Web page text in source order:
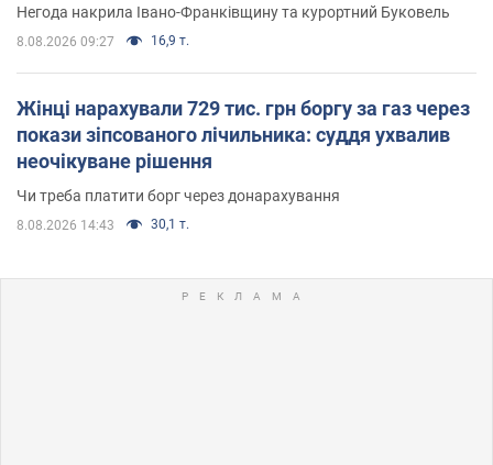
Негода накрила Івано-Франківщину та курортний Буковель
8.08.2026 09:27 16,9 т.
Жінці нарахували 729 тис. грн боргу за газ через
покази зіпсованого лічильника: суддя ухвалив
неочікуване рішення
Чи треба платити борг через донарахування
8.08.2026 14:43 30,1 т.